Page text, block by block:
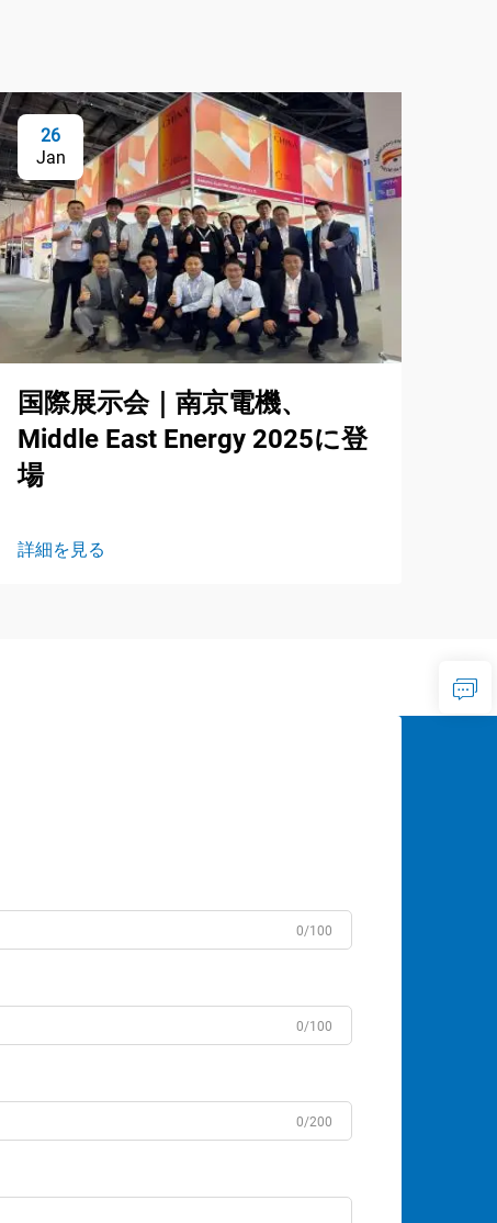
26
Jan
国際展示会｜南京電機、
Middle East Energy 2025に登
場
詳細を見る
0/100
0/100
0/200